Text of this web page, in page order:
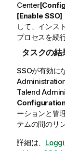
Center
[Enable SSO]
して、インス
プロセスを続
タスクの結
SSOが有効に
Talend
ーションと管
テムの間のリ
詳細は、